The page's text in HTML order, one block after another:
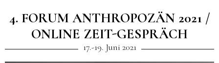
4. FORUM ANTHROPOZÄN 2021 /
ONLINE ZEIT-GESPRÄCH
17.-19. Juni 2021